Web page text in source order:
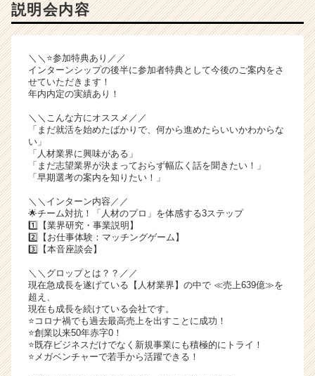
活
サ
イ
チ
ア
キ
ャ
リ
（C
h
e
C
r
e
e
r）
説明会内容
＼＼⭐参加特典あり／／
インターンシップの後半に参加者特典として今後のご案内をさ
せていただきます！
年内内定の実績あり！
＼＼こんな方にオススメ／／
「まだ就活を始めたばかりで、何から進めたらいいかわからな
い」
「人材業界に興味がある」
「まだ志望業界が決まっておらず幅広く話を聞きたい！」
「早期選考の案内を知りたい！」
＼＼インターン内容／／
🌟チーム対抗！「人材のプロ」を体感する3ステップ
1️⃣【業界研究・事業説明】
2️⃣【お仕事体験：マッチングゲーム】
3️⃣【本音座談会】
＼＼グロップとは？？／／
現在急成長を遂げている【人材業界】の中で ≪売上639億≫を
超え、
現在も成長を続けている会社です。
⭐️コロナ禍でも過去最高売上を出すことに成功！
⭐️創業以来50年赤字0！
⭐️既存ビジネスだけでなく新規事業にも積極的にトライ！
⭐️メガベンチャーで若手から活躍できる！